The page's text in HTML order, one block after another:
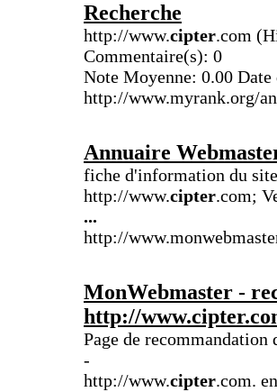
Recherche
http://www.cipter.com
Commentaire(s): 0
Note Moyenne: 0.00
http://www.myrank.org/
Annuaire
fiche d'information du site
http://www.cipter.com;
...
http://
MonWebmaster -
http://www.cipter
Page de recommandation
-
http://www.cipter.com.